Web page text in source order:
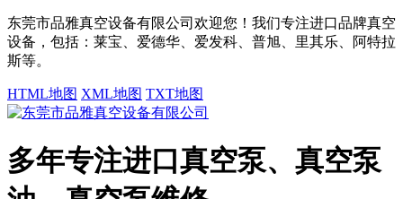
东莞市品雅真空设备有限公司欢迎您！我们专注进口品牌真空
设备，包括：莱宝、爱德华、爱发科、普旭、里其乐、阿特拉
斯等。
HTML地图 XML地图 TXT地图
多年专注进口真空泵、真空泵